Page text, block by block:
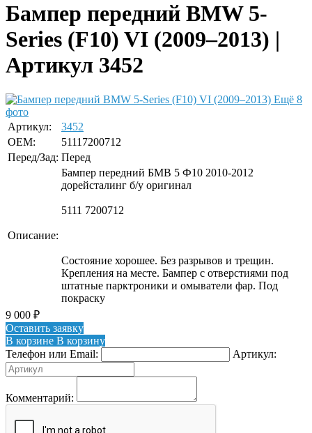
Бампер передний BMW 5-
Series (F10) VI (2009–2013) |
Артикул 3452
Ещё 8
фото
Артикул:
3452
OEM:
51117200712
Перед/Зад: Перед
Описание:
Бампер передний БМВ 5 Ф10 2010-2012
дорейсталинг б/у оригинал
5111 7200712
Состояние хорошее. Без разрывов и трещин.
Крепления на месте. Бампер с отверстиями под
штатные парктроники и омыватели фар. Под
покраску
9 000 ₽
Оставить заявку
В корзине В корзину
Телефон или Email:
Артикул:
Комментарий: